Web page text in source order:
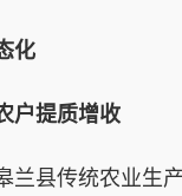
化
提质增收
县传统农业生产